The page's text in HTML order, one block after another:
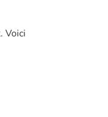
Voici